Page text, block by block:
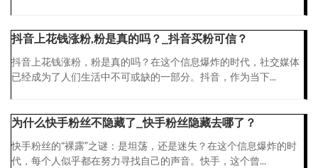
抖音上花钱涨粉,粉是真的吗？_抖音买粉可信？
抖音上花钱涨粉，粉是真的吗？在这个信息爆炸的时代，社交媒体
已经成为了人们生活中不可或缺的一部分。抖音，作为当下...
为什么快手粉丝不隐藏了_快手粉丝隐藏去哪了？
快手粉丝的“裸露”之谜：是坦荡，还是迷失？在这个信息爆炸的时
代，每个人似乎都在努力寻找自己的声音。快手，这个曾...